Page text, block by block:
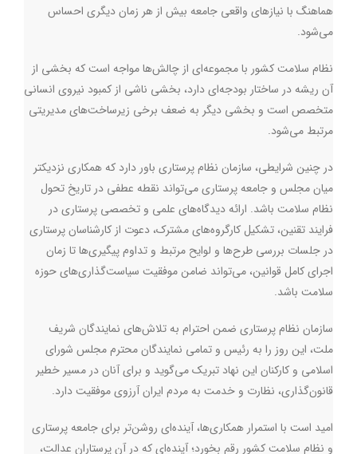
هماهنگ با نیازهای واقعی جامعه بیش از هر زمان دیگری احساس
می‌شود.
نظام سلامت کشور با مجموعه‌ای از چالش‌ها مواجه است که بخشی از
آن ریشه در ساختار بودجه‌ای دارد، بخشی ناشی از کمبود نیروی انسانی
متخصص است و بخشی دیگر به ضعف برخی زیرساخت‌های مدیریتی
مرتبط می‌شود.
در چنین شرایطی، سازمان نظام پرستاری باور دارد که همکاری نزدیکتر
میان مجلس و جامعه پرستاری می‌تواند نقطه عطفی در تاریخ تحول
نظام سلامت باشد. ارائه دیدگاه‌های علمی و تخصصی پرستاری در
فرایند تقنین، تشکیل کارگروه‌های مشترک، دعوت از کارشناسان پرستاری
در جلسات بررسی طرح‌ها و لوایح مرتبط و تداوم پیگیری‌ها تا زمان
اجرای کامل قوانین، می‌تواند ضامن موفقیت سیاست‌گذاری‌های حوزه
سلامت باشد.
سازمان نظام پرستاری ضمن احترام به تلاش‌های نمایندگان شریف
ملت، این روز را به رئیس و تمامی نمایندگان محترم مجلس شورای
اسلامی و کارکنان این نهاد تبریک می‌گوید و برای آنان در مسیر خطیر
قانون‌گذاری، نظارت و خدمت به مردم ایران آرزوی موفقیت دارد.
امید است با استمرار همکاری‌ها، آینده‌ای روشن‌تر برای جامعه پرستاری
و نظام سلامت کشور رقم بخورد؛ آینده‌ای که در آن پرستاران عدالت،